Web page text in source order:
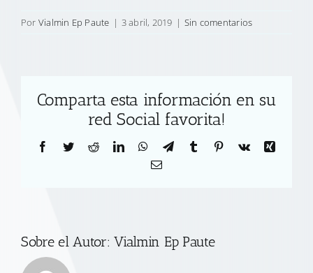
Por Vialmin Ep Paute | 3 abril, 2019 | Sin comentarios
Comparta esta información en su
red Social favorita!
Facebook
TwitterRedditLinkedInWhatsApp
TelegramTumblr Pinterest
Vk
Xing
Correo
Sobre el Autor:Vialmin Ep Paute